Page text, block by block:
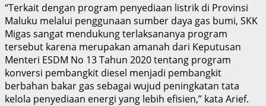
“Terkait dengan program penyediaan listrik di Provinsi
Maluku melalui penggunaan sumber daya gas bumi, SKK
Migas sangat mendukung terlaksananya program
tersebut karena merupakan amanah dari Keputusan
Menteri ESDM No 13 Tahun 2020 tentang program
konversi pembangkit diesel menjadi pembangkit
berbahan bakar gas sebagai wujud peningkatan tata
kelola penyediaan energi yang lebih efisien,” kata Arief.